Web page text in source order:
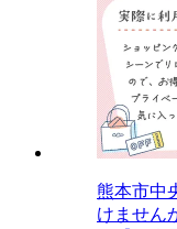
熊本市中
けません